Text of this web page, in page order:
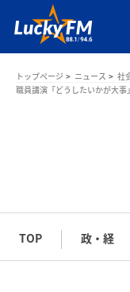
トップページ ニュース 社
職員講演「どうしたいかが大事」
TOP 政・経